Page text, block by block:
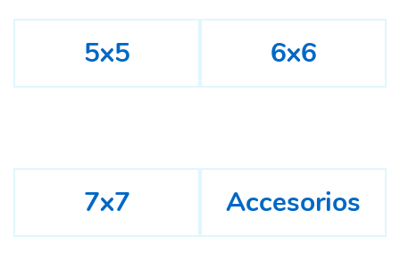
5x5 6x6
7x7 Accesorios